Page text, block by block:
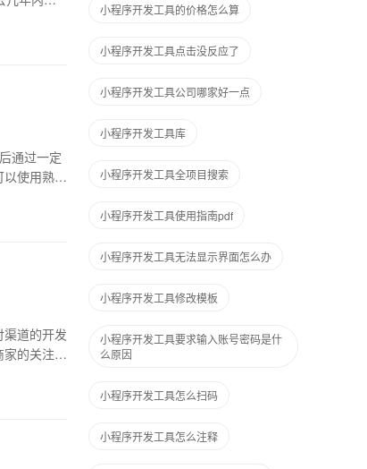
通过一定
使用熟悉
道的开发
的关注。
小程序开发工具的价格怎么算
小程序开发工具点击没反应了
小程序开发工具公司哪家好一点
小程序开发工具库
小程序开发工具全项目搜索
小程序开发工具使用指南pdf
小程序开发工具无法显示界面怎么办
小程序开发工具修改模板
小程序开发工具要求输入账号密码是什
么原因
小程序开发工具怎么扫码
小程序开发工具怎么注释